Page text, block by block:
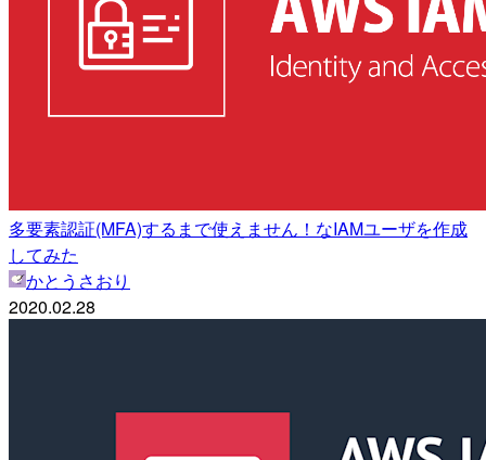
多要素認証(MFA)するまで使えません！なIAMユーザを作成
してみた
かとうさおり
2020.02.28